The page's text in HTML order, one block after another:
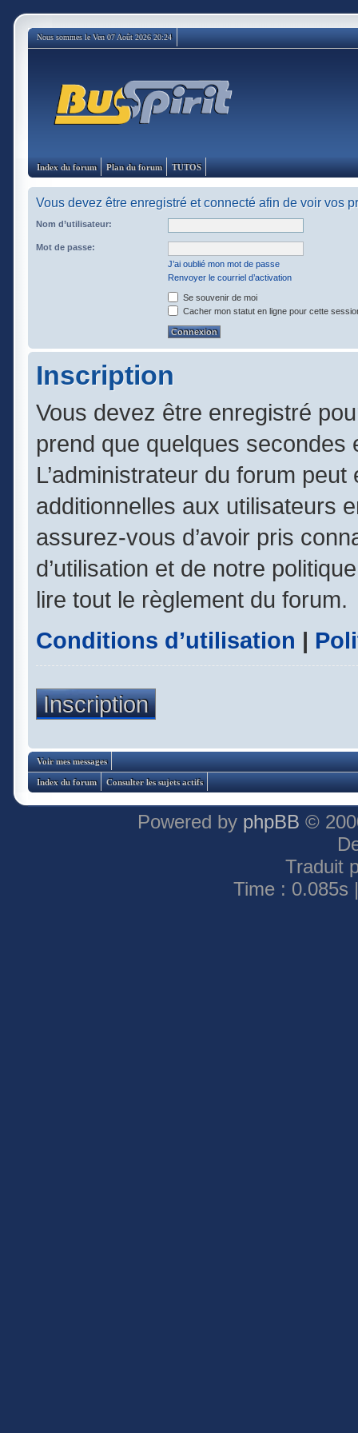
Nous sommes le Ven 07 Août 2026 20:24
Index du forum Plan du forum TUTOS
Vous devez être enregistré et connecté afin de voir vos
Nom d’utilisateur:
Mot de passe:
J’ai oublié mon mot de passe
Renvoyer le courriel d’activation
Se souvenir de moi
Cacher mon statut en ligne pour cette
Inscription
Vous devez être enregistré
prend que quelques
L’administrateur du forum
additionnelles aux utilisateurs
assurez-vous d’avoir pris
d’utilisation et de notre
lire tout le règlement du forum.
Conditions d’utilisation |
Inscription
Voir mes messages
Index du forum Consulter les sujets actifs
Powered by phpBB ©
Traduit
Time : 0.085s